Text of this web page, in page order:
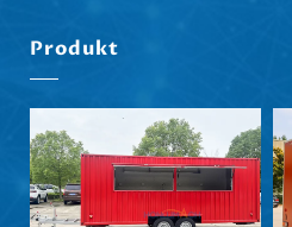
Produkt